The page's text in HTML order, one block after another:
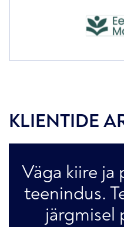
KLIENTIDE
Väga kiire ja
teenindus.
järgmisel